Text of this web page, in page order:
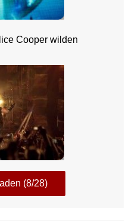
Cooper wilden
(8/28)